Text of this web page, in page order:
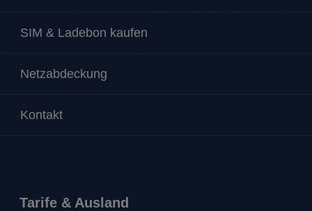
SIM & Ladebon kaufen
Netzabdeckung
Kontakt
Tarife & Ausland